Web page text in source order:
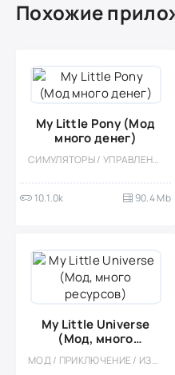
Похожие
My Little Pony (Мод
много денег)
СИМУЛЯТОРЫ / УПРАВЛЕНИЕ / ОДНОПОЛЬЗОВАТЕЛЬСКИЕ / СТИЛИЗАЦИЯ / ПО МУЛЬТФИЛЬМАМ / ОФЛАЙН / МОД / ДЛЯ ДЕТЕЙ / ДЕВОЧКАМ
10.1.0k 90.4 Mb
My Little Universe
(Мод, много
ресурсов)
МОД / ПРИКЛЮЧЕНИЕ / ИЗОМЕТРИЯ / СИМУЛЯТОРЫ / ИНДИ / КАЗУАЛЬНЫЕ / ОДНОПОЛЬЗОВАТЕЛЬСКИЕ / ОФЛАЙН / СТИЛИЗАЦИЯ / КРАФТИНГ